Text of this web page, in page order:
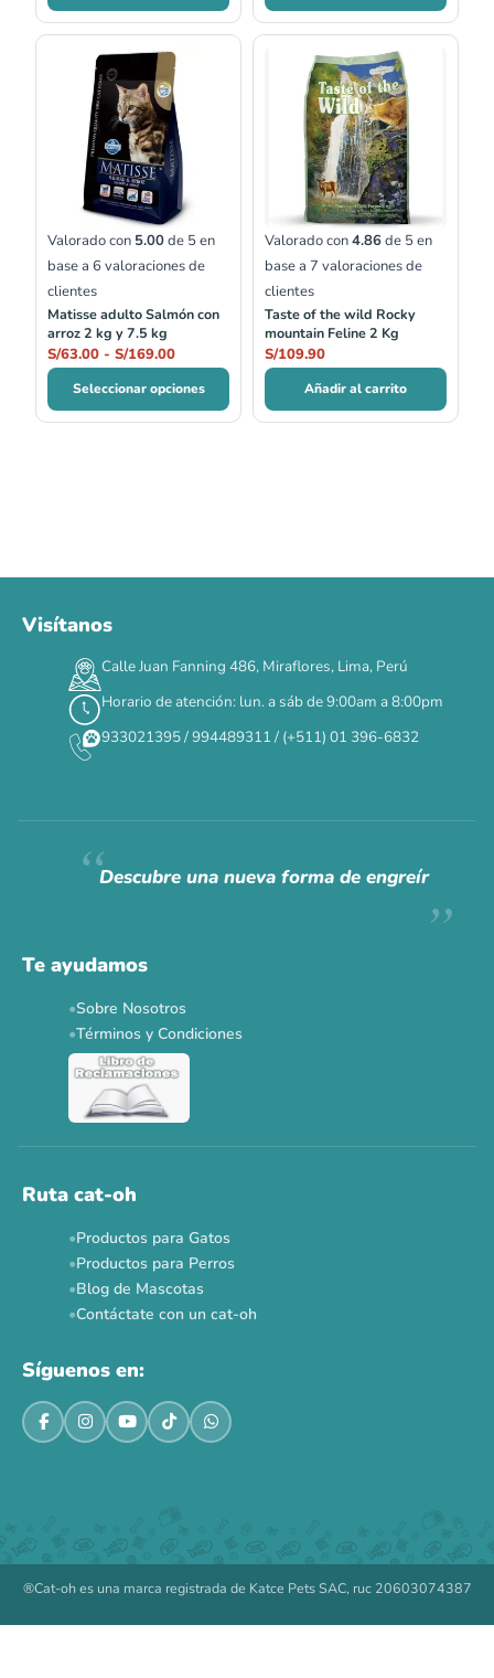
Valorado con 5.00de 5 en
base a 6 valoraciones de
clientes
Matisse adulto Salmón con
arroz 2 kg y 7.5 kg
S/63.00 - S/169.00
de
desde
S/63.00
hasta
S/169.00
Seleccionar opciones
Valorado con4.86de 5 en
base a 7 valoraciones de
clientes
Taste of the wild Rocky
mountain Feline 2 Kg
S/109.90
Añadir al carrito
DÍAS HORAS MIN SEG
✕
Siempre fuimosraros.
Ver todas las promos 🐾
Visítanos
Calle Juan Fanning 486, Miraflores, Lima, Perú
Horario de atención: lun. a sáb de 9:00am a 8:00pm
933021395 / 994489311 / (+511) 01 396-6832
Descubre una nueva forma de engreír
Te ayudamos
Sobre Nosotros
Términos y Condiciones
Ruta cat-oh
Productos para Gatos
Productos para Perros
Blog de Mascotas
Contáctate con un cat-oh
Síguenos en:
®Cat-oh es una marca registrada de Katce Pets SAC, ruc 20603074387